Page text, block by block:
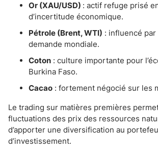
Or (XAU/USD) : actif refuge prisé
d’incertitude économique.
Pétrole (Brent, WTI) : influencé par
demande mondiale.
Coton : culture importante pour
Burkina Faso.
Cacao : fortement négocié sur les
Le trading sur matières premières
fluctuations des prix des ressources
d’apporter une diversification au
d’investissement.